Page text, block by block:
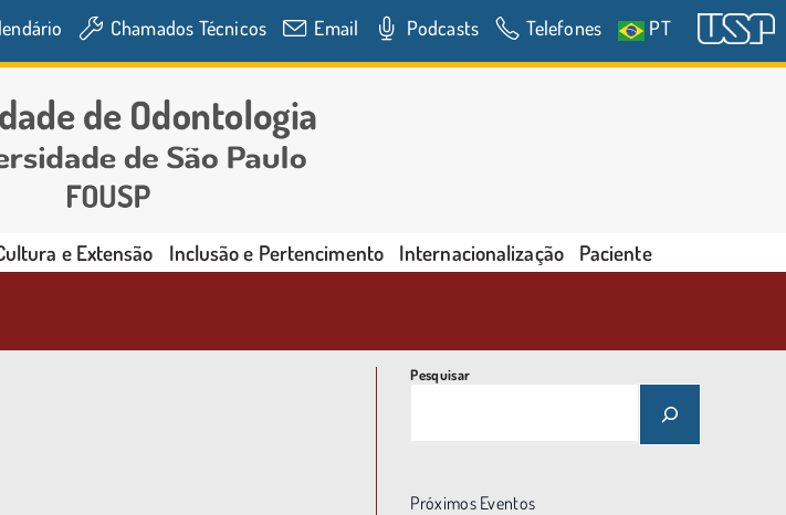
Chamados Técnicos Email Podcasts Telefones PT
e Extensão Inclusão e Pertencimento Internacionalização Paciente
Pesquisar
Próximos Eventos